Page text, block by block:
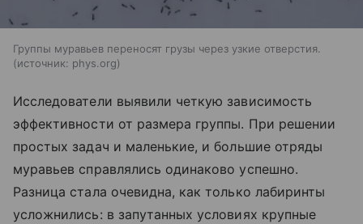
Группы муравьев переносят грузы через узкие отверстия.
источник: phys.org
Исследователи выявили четкую зависимость
эффективности от размера группы. При решении
простых задач и маленькие, и большие отряды
муравьев справлялись одинаково успешно.
Разница стала очевидна, как только лабиринты
усложнились: в запутанных условиях крупные